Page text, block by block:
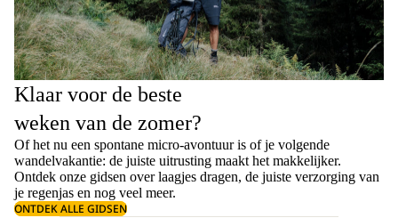
Klaar voor de beste
weken van de zomer?
Of het nu een spontane micro-avontuur is of je volgende
wandelvakantie: de juiste uitrusting maakt het makkelijker.
Ontdek onze gidsen overlaagjes dragen, de juiste verzorging van
je regenjas en nog veel meer.
ONTDEK ALLE GIDSEN